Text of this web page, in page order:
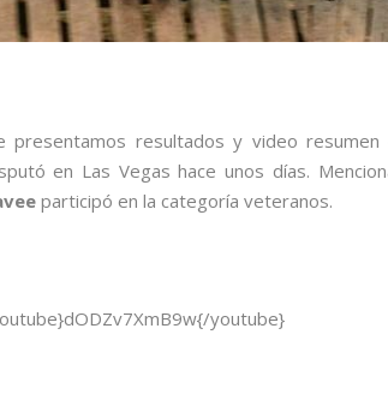
presentamos resultados y video
en Las Vegas hace unos días.
participó en la categoría veteranos.
youtube}